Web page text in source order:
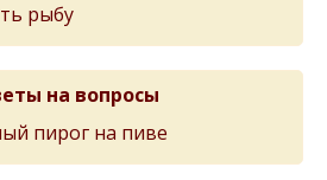
рыбу
на вопросы
пирог на пиве